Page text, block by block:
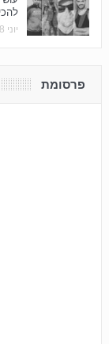
יוני 28, 2021
פרסומת